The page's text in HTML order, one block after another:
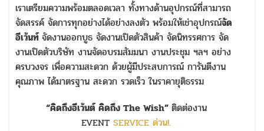
เราเตรียมความพร้อมตลอดเวลา ทั้งทางด้านอุปกรณ์ที่สามารถ
จัดสรรค์ จัดการทุกอย่างได้อย่างลงตัว พร้อมให้เช่าอุปกรณ์จัด
อีเว้นท์ จัดงานออกบูธ จัดงานเปิดตัวสินค้า จัดนิทรรศการ จัด
งานเปิดตัวบริษัท งานจัดอบรมสัมมนา งานประชุม ฯลฯ อย่าง
ครบวงจร เพื่อความสะดวก ด้วยผู้มีประสบการณ์ การันตีงาน
คุณภาพ ได้มาตรฐาน สะดวก รวดเร็ว ในราคายุติธรรม
“คิดถึงอีเว้นต์ คิดถึง The Wish” ติดต่องาน
EVENT SERVICE ด่วน!.